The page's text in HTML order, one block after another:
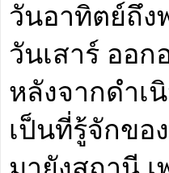
วันอาทิตย์ถึง
วันเสาร์ ออ
หลังจากดำเ
เป็นที่รู้จักขอ